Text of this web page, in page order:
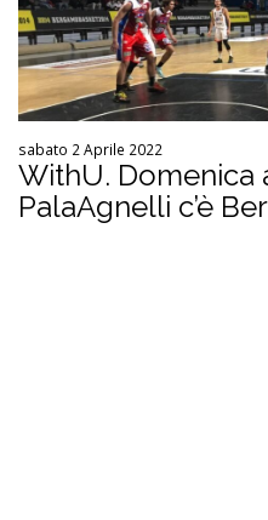
sabato 2 Aprile 2022
WithU. Domenica
PalaAgnelli c’è